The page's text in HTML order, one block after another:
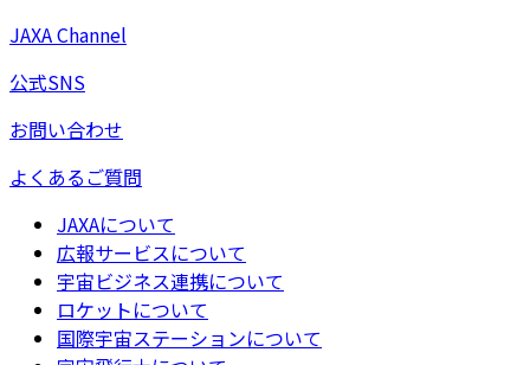
JAXA Channel
公式SNS
お問い合わせ
よくあるご質問
JAXAについて
広報サービスについて
宇宙ビジネス連携について
ロケットについて
国際宇宙ステーションについて